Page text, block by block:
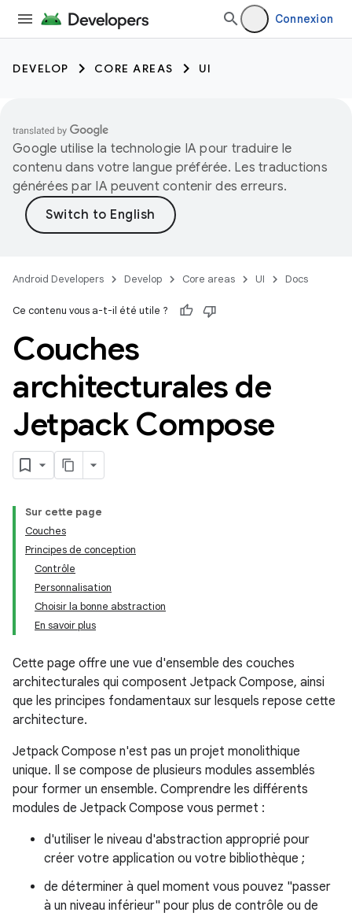
Connexion
DEVELOP CORE AREAS UI
Google utilise la technologie IA pour traduire le
contenu dans votre langue préférée. Les traductions
générées par IA peuvent contenir des erreurs.
Android Developers Develop Core areas UI Docs
Ce contenu vous a-t-il été utile ?
Couches
architecturales de
Jetpack Compose
Sur cette page
Couches
Principes de conception
Contrôle
Personnalisation
Choisir la bonne abstraction
En savoir plus
Cette page offre une vue d'ensemble des couches
architecturales qui composent Jetpack Compose, ainsi
que les principes fondamentaux sur lesquels repose cette
architecture.
Jetpack Compose n'est pas un projet monolithique
unique. Il se compose de plusieurs modules assemblés
pour former un ensemble. Comprendre les différents
modules de Jetpack Compose vous permet :
d'utiliser le niveau d'abstraction approprié pour
créer votre application ou votre bibliothèque ;
de déterminer à quel moment vous pouvez "passer
à un niveau inférieur" pour plus de contrôle ou de